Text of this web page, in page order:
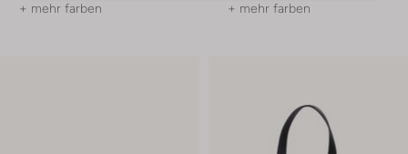
+ mehr farben + mehr farben